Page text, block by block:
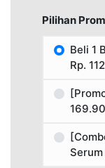
Pilihan
Beli 1
Rp.